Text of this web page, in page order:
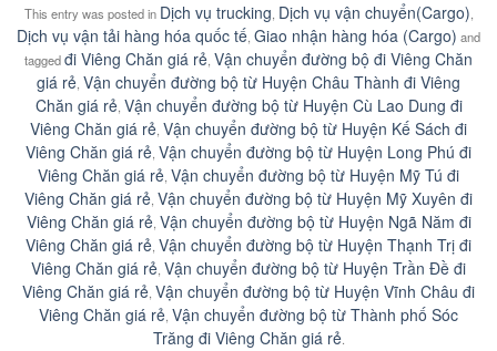
This entry was posted in Dịch vụ trucking Dịch vụ vận chuyển(Cargo)
Dịch vụ vận tải hàng hóa quốc tế Giao nhận hàng hóa (Cargo) and
taggedđi Viêng Chăn giá rẻ Vận chuyển đường bộ đi Viêng Chăn
giá rẻ Vận chuyển đường bộ từ Huyện Châu Thành đi Viêng
Chăn giá rẻ, Vận chuyển đường bộ từ Huyện Cù Lao Dung đi
Viêng Chăn giá rẻ Vận chuyển đường bộ từ Huyện Kế Sách đi
Viêng Chăn giá rẻ Vận chuyển đường bộ từ Huyện Long Phú đi
Viêng Chăn giá rẻ Vận chuyển đường bộ từ Huyện Mỹ Tú đi
Viêng Chăn giá rẻ Vận chuyển đường bộ từ Huyện Mỹ Xuyên đi
Viêng Chăn giá rẻ, Vận chuyển đường bộ từ Huyện Ngã Năm đi
Viêng Chăn giá rẻ Vận chuyển đường bộ từ Huyện Thạnh Trị đi
Viêng Chăn giá rẻ Vận chuyển đường bộ từ Huyện Trần Đề đi
Viêng Chăn giá rẻ Vận chuyển đường bộ từ Huyện Vĩnh Châu đi
Viêng Chăn giá rẻ Vận chuyển đường bộ từ Thành phố Sóc
Trăng đi Viêng Chăn giá rẻ.